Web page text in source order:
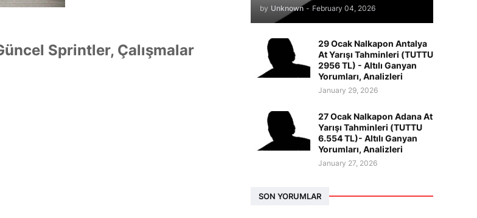
Sprintler, Çalışmalar
by Unknown - February 04, 2026
29 Ocak Nalkapon Antalya
At Yarışı Tahminleri (TUTTU
2956 TL) - Altılı Ganyan
Yorumları, Analizleri
January 29, 2026
27 Ocak Nalkapon Adana At
Yarışı Tahminleri (TUTTU
6.554 TL)- Altılı Ganyan
Yorumları, Analizleri
January 27, 2026
SON YORUMLAR